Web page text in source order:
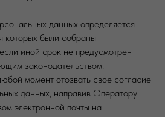
данных определяется
которых были собраны
иной срок не предусмотрен
законодательством.
момент отозвать свое согласие
данных, направив Оператору
электронной почты на